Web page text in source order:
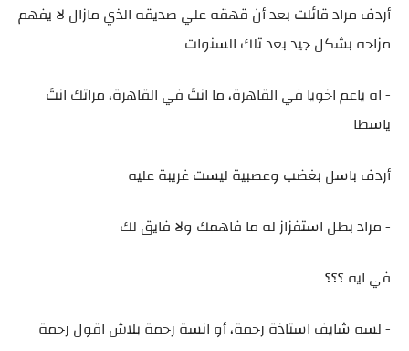
أردف مراد قائلت بعد أن قهقه علي صديقه الذي مازال لا يفهم
مزاحه بشكل جيد بعد تلك السنوات
- اه ياعم اخويا في القاهرة، ما انتَ في القاهرة، مراتك انتَ
ياسطا
أردف باسل بغضب وعصبية ليست غريبة عليه
- مراد بطل استفزاز له ما فاهمك ولا فايق لك
في ايه ؟؟؟
- لسه شايف استاذة رحمة، أو انسة رحمة بلاش اقول رحمة